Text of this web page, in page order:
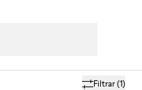
Filtrar(1)